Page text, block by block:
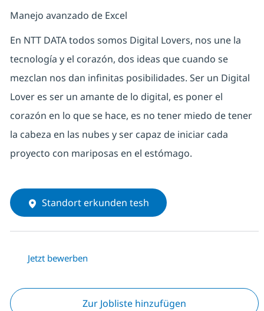
Manejo avanzado de Excel
En NTT DATA todos somos Digital Lovers, nos une la
tecnología y el corazón, dos ideas que cuando se
mezclan nos dan infinitas posibilidades. Ser un Digital
Lover es ser un amante de lo digital, es poner el
corazón en lo que se hace, es no tener miedo de tener
la cabeza en las nubes y ser capaz de iniciar cada
proyecto con mariposas en el estómago.
Standort erkunden tesh
Jetzt bewerben
Zur Jobliste hinzufügen